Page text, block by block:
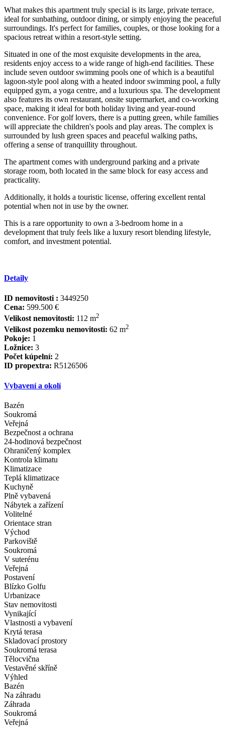
truly welcoming a space that immediately feels like home.
What makes this apartment truly special is its large, private terrace,
ideal for sunbathing, outdoor dining, or simply enjoying the peaceful
spacious retreat within a resort-style setting.
Situated in one of the most exquisite developments in the area,
residents enjoy access to a wide range of high-end facilities. These
include seven outdoor swimming pools one of which is a beautiful
lagoon-style pool along with a heated indoor swimming pool, a fully
equipped gym, a yoga centre, and a luxurious spa. The development
also features its own restaurant, onsite supermarket, and co-working
space, making it ideal for both holiday living and year-round
convenience. For golf lovers, there is a putting green, while families
will appreciate the children's pools and play areas. The complex is
offering a sense of tranquillity throughout.
The apartment comes with underground parking and a private
practicality.
potential when not in ‌use ‌by ‌the ‌owner.
This ‌is a ‌rare ‌opportunity to ‌own a ‌3-bedroom home in ‌a
Detaily
ID nemovitosti :3449250
Cena:599.500 €
Velikost nemovitosti:
Velikost pozemku nemovitosti:
Pokoje:1
Ložnice:3
ID propextra:R5126506
Vybavení a okolí
Bazén
Soukromá
Veřejná
Bezpečnost a ochrana
24-hodinová bezpečnost
Ohraničený komplex
Kontrola klimatu
Klimatizace
Teplá klimatizace
Kuchyně
Plně vybavená
Nábytek a zařízení
Volitelné
Orientace stran
Východ
Parkoviště
Soukromá
V suterénu
Veřejná
Postavení
Blízko Golfu
Urbanizace
Stav nemovitosti
Vynikající
Vlastnosti a vybavení
Krytá terasa
Skladovací prostory
Soukromá terasa
Tělocvična
Vestavěné skříně
Výhled
Bazén
Na záhradu
Záhrada